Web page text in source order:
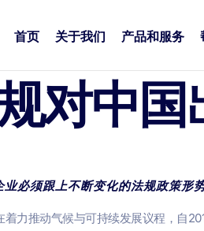
首页 关于我们 产品和服务
对中
必须跟上不断变化的法规政策形
力推动气候与可持续发展议程，自